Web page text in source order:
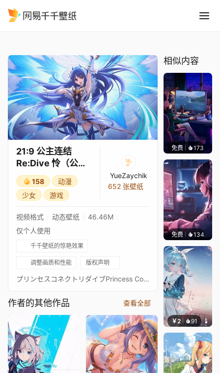
21:9 公主连结
Re:Dive 怜（公主
形态）3★
158
动漫
少女
游戏
YueZaychik
652 张壁纸
视频格式 动态壁纸
46.46M
仅个人使用
千千壁纸的惊艳效果
调整画质和性能 版权声明
プリンセスコネクトリダイブPrincess Connect! Re: Dive超异域公主连结！Re: Dive3星 怜 公主形态 3★ 主页动画壁纸3★レイ（プリンセス） - Rei通过 Waifu2x 降噪放大 + FFmpeg 60FPS 补帧处理21:9 3440*1440 带鱼屏适配16:9 标准比例版：https://steamcommunity.com/sharedfiles/filedetails/?id=2532638246PCR 16:9 合集：https://steamcommunity.com/sharedfiles/filedetails/?id=2134024999PCR 21:9 合集：https://steamcommunity.com/sharedfiles/filedetails/?id=2137377323
作者的其他作品 查看全部
相似内容
免费 173
免费 134
￥2 91 豆子